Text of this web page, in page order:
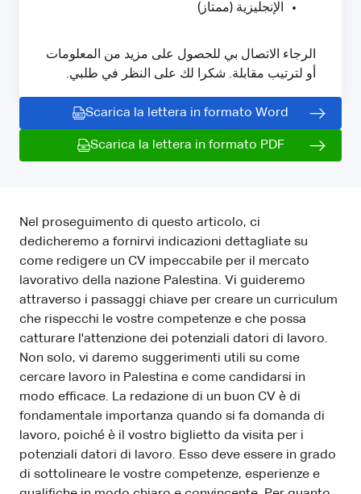
الإنجليزية (ممتاز)
الرجاء الاتصال بي للحصول على مزيد من المعلومات
أو لترتيب مقابلة. شكرا لك على النظر في طلبي.
Scarica la lettera in formato Word
Scarica la lettera in formato PDF
Nel proseguimento di questo articolo, ci
dedicheremo a fornirvi indicazioni dettagliate su
come redigere un CV impeccabile per il mercato
lavorativo della nazione Palestina. Vi guideremo
attraverso i passaggi chiave per creare un curriculum
che rispecchi le vostre competenze e che possa
catturare l'attenzione dei potenziali datori di lavoro.
Non solo, vi daremo suggerimenti utili su come
cercare lavoro in Palestina e come candidarsi in
modo efficace. La redazione di un buon CV è di
fondamentale importanza quando si fa domanda di
lavoro, poiché è il vostro biglietto da visita per i
potenziali datori di lavoro. Esso deve essere in grado
di sottolineare le vostre competenze, esperienze e